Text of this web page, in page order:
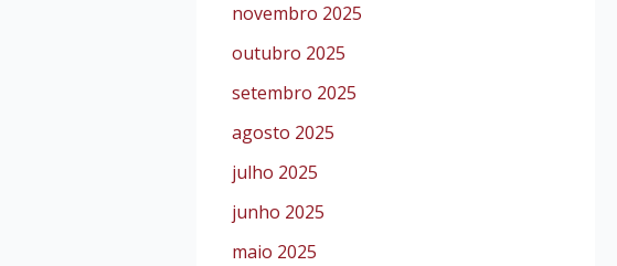
novembro 2025
outubro 2025
setembro 2025
agosto 2025
julho 2025
junho 2025
maio 2025